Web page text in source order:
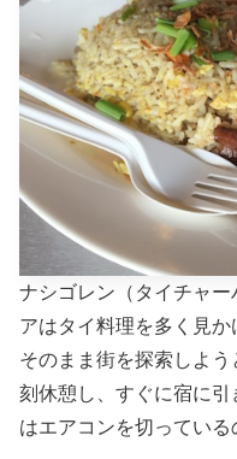
ナシゴレン（タイチャ
アはタイ料理を多く見か
そのまま街を探索しよ
刻休憩し、すぐに宿に
はエアコンを切っている